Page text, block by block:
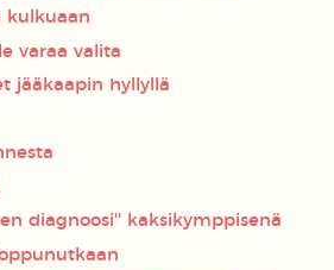
kulkuaan
varaa valita
jääkaapin hyllyllä
diagnoosi'' kaksikymppisenä